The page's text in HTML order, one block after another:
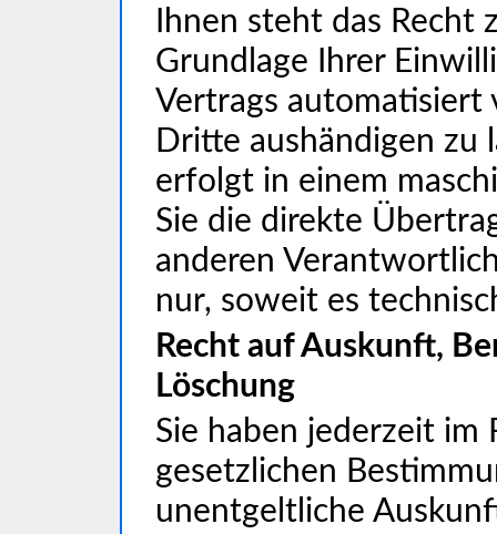
Ihnen steht das Recht
Grundlage Ihrer
Vertrags automatisiert
Dritte aushändigen zu
erfolgt in einem
Sie die direkte
anderen
nur, soweit es
Recht auf Auskunft,
Löschung
Sie haben jederzeit im
gesetzlichen
unentgeltliche